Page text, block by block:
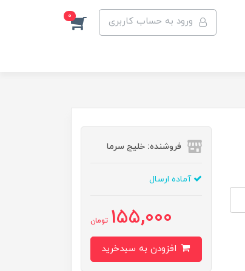
ورود به حساب کاربری 0
فروشنده: خلیج سرما
آماده ارسال
155,000 تومان